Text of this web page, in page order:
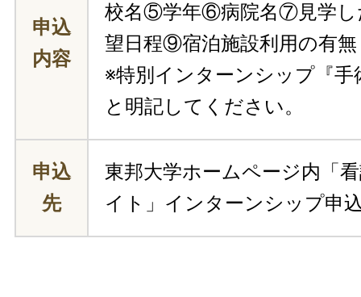
申込
内容
校名⑤学年⑥病院名⑦見学
望日程⑨宿泊施設利用の有無
※特別インターンシップ『手
と明記してください。
申込
先
東邦大学ホームページ内「
イト」インターンシップ申